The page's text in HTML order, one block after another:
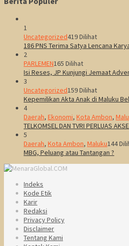
1
Uncategorized419 Dilihat
186 PNS Terima Satya Lencana
2
PARLEMEN165 Dilihat
Isi Reses, JP Kunjungi Jemaat
3
Uncategorized159 Dilihat
Kepemilikan Akta Anak di Maluku
4
Daerah, Ekonomi, Kota Ambon,
TELKOMSEL DAN TVRI PERLUAS
5
Daerah, Kota Ambon, Maluku144
MBG, Peluang atau Tantangan ?
Indeks
Kode Etik
Karir
Redaksi
Privacy Policy
Disclaimer
Tentang Kami